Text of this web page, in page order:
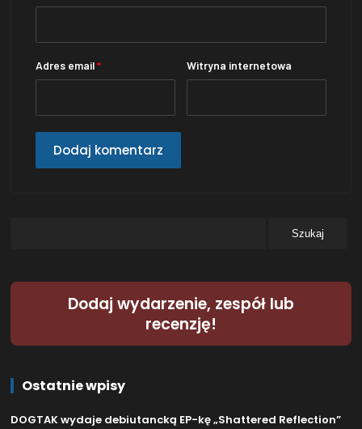
Adres email* Witryna internetowa
Dodaj wydarzenie, zespół lub
recenzję!
Ostatnie wpisy
DOGTAK wydaje debiutancką EP-kę „Shattered Reflection”